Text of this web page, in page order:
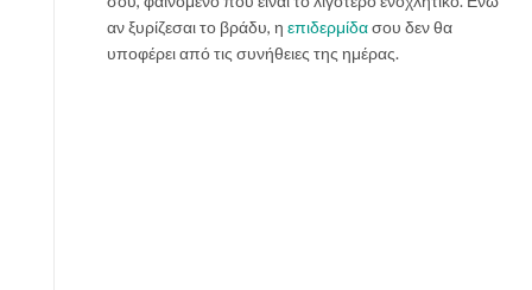
αν ξυρίζεσαι το βράδυ, η επιδερμίδασου δεν θα
υποφέρει από τις συνήθειες της ημέρας.